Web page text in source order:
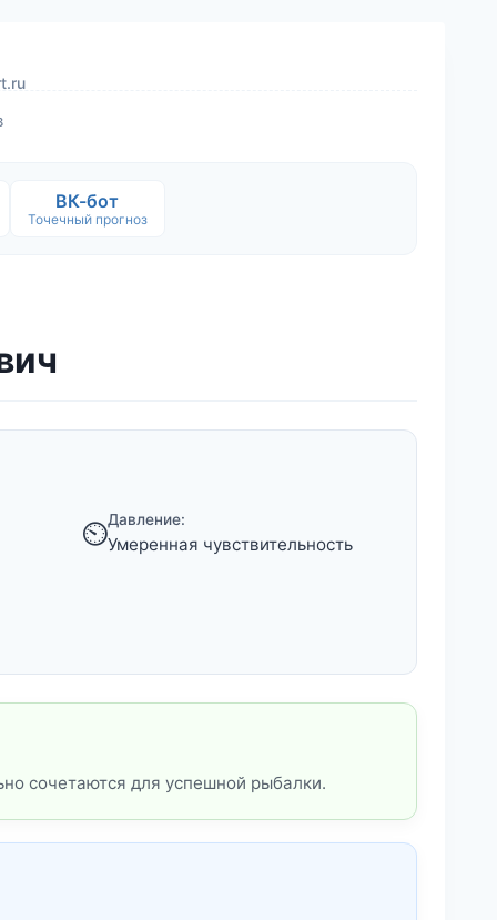
ВК-бот
Точечный прогноз
⏲️Давление:
Умеренная чувствительность
сочетаются для успешной рыбалки.